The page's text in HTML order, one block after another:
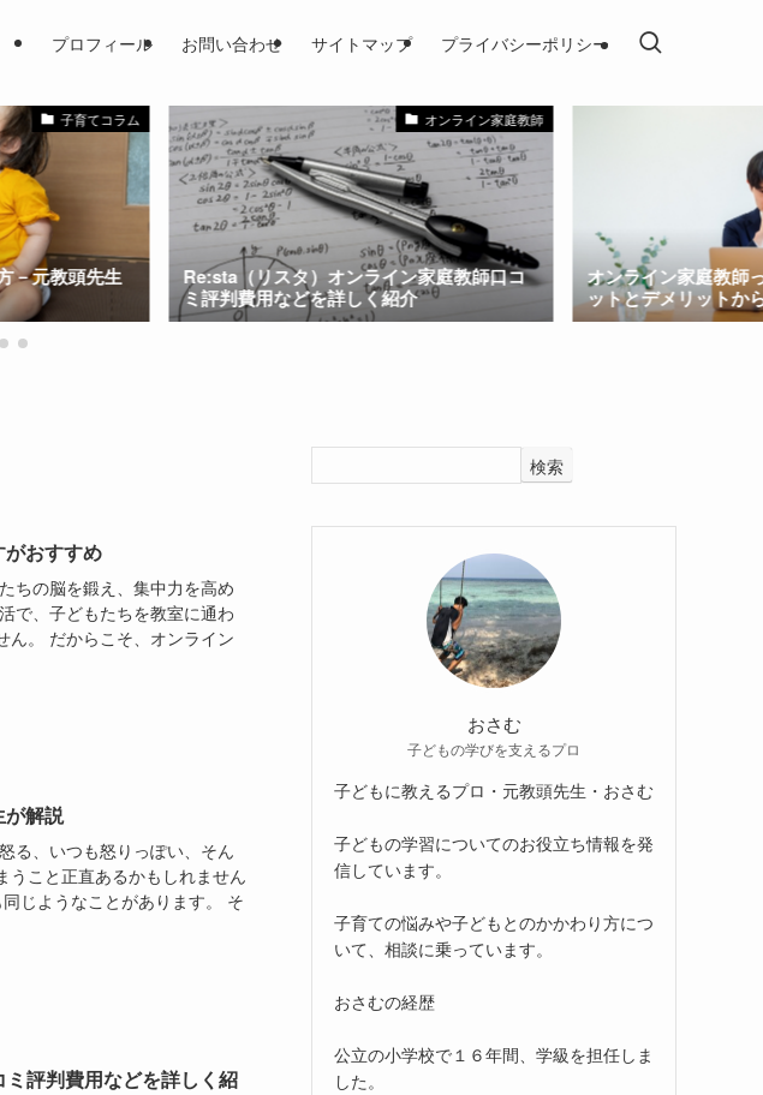
プロフィール お問い合わせ サイトマップ プライバシーポリシー
子育てコラム
－元教頭先生
オンライン家庭教師
Re:sta（リスタ）オンライン家庭教師口コ
ミ評判費用などを詳しく紹介
オンライン家庭教師
ットとデメリットか
おすすめ
ちの脳を鍛え、集中力を高め
で、子どもたちを教室に通わ
ん。 だからこそ、オンライン
解説
る、いつも怒りっぽい、そん
うこと正直あるかもしれません
じようなことがあります。 そ
評判費用などを詳しく紹
検索
おさむ
子どもの学びを支えるプロ
子どもに教えるプロ・元教頭先生・おさむ
子どもの学習についてのお役立ち情報を発
信しています。
子育ての悩みや子どもとのかかわり方につ
いて、相談に乗っています。
おさむの経歴
公立の小学校で１６年間、学級を担任しま
した。